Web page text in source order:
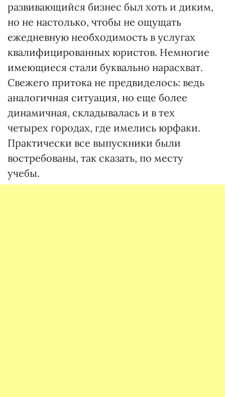
развивающийся бизнес был хоть и диким,
но не настолько, чтобы не ощущать
ежедневную необходимость в услугах
квалифицированных юристов. Немногие
имеющиеся стали буквально нарасхват.
Свежего притока не предвиделось: ведь
аналогичная ситуация, но еще более
динамичная, складывалась и в тех
четырех городах, где имелись юрфаки.
Практически все выпускники были
востребованы, так сказать, по месту
учебы.